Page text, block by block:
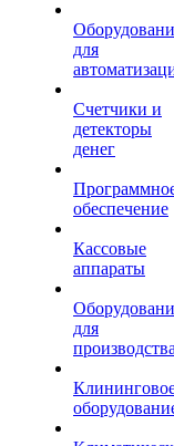
для
Счетчики и
детекторы
денег
обеспечение
Кассовые
аппараты
для
производства